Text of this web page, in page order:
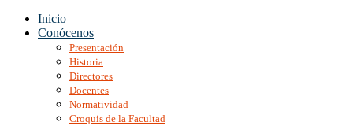
Inicio
Conócenos
Presentación
Historia
Directores
Docentes
Normatividad
Croquis de la Facultad